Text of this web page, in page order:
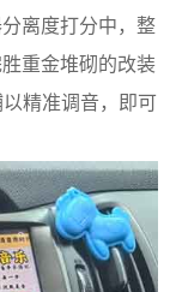
离度打分中，整
重金堆砌的改装
精准调音，即可